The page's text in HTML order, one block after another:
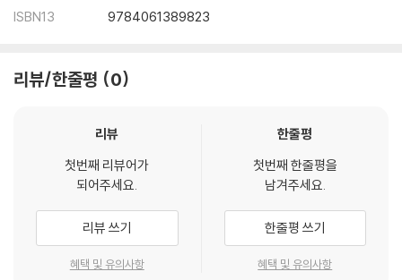
ISBN13
9784061389823
리뷰/한줄평 0
리뷰
첫번째 리뷰어가
되어주세요.
리뷰 쓰기
혜택 및 유의사항
한줄평
첫번째 한줄평을
남겨주세요.
한줄평 쓰기
혜택 및 유의사항